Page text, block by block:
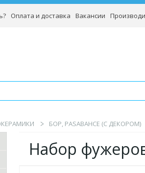
Оплата и доставка Вакансии
БОР, PASABAHCE (С ДЕКОРОМ)
Набор